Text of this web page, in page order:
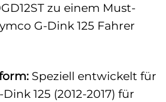
zu einem Must-
G-Dink 125 Fahrer
Speziell entwickelt für
125 (2012-2017) für